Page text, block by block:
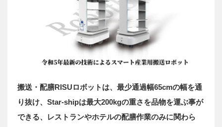
搬送・配膳RISUロボットは、最少通過幅65cmの幅を通
り抜け、Star-shipは最大200kgの重さを品物を運ぶ事が
できる、レストランやホテルの配膳作業のみに関わら